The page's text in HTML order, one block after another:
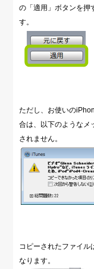
の「適用」ボタンを押
す。
ただし、お使いの
合は、以下のようなメ
されません。
コピーされたファイル
なります。